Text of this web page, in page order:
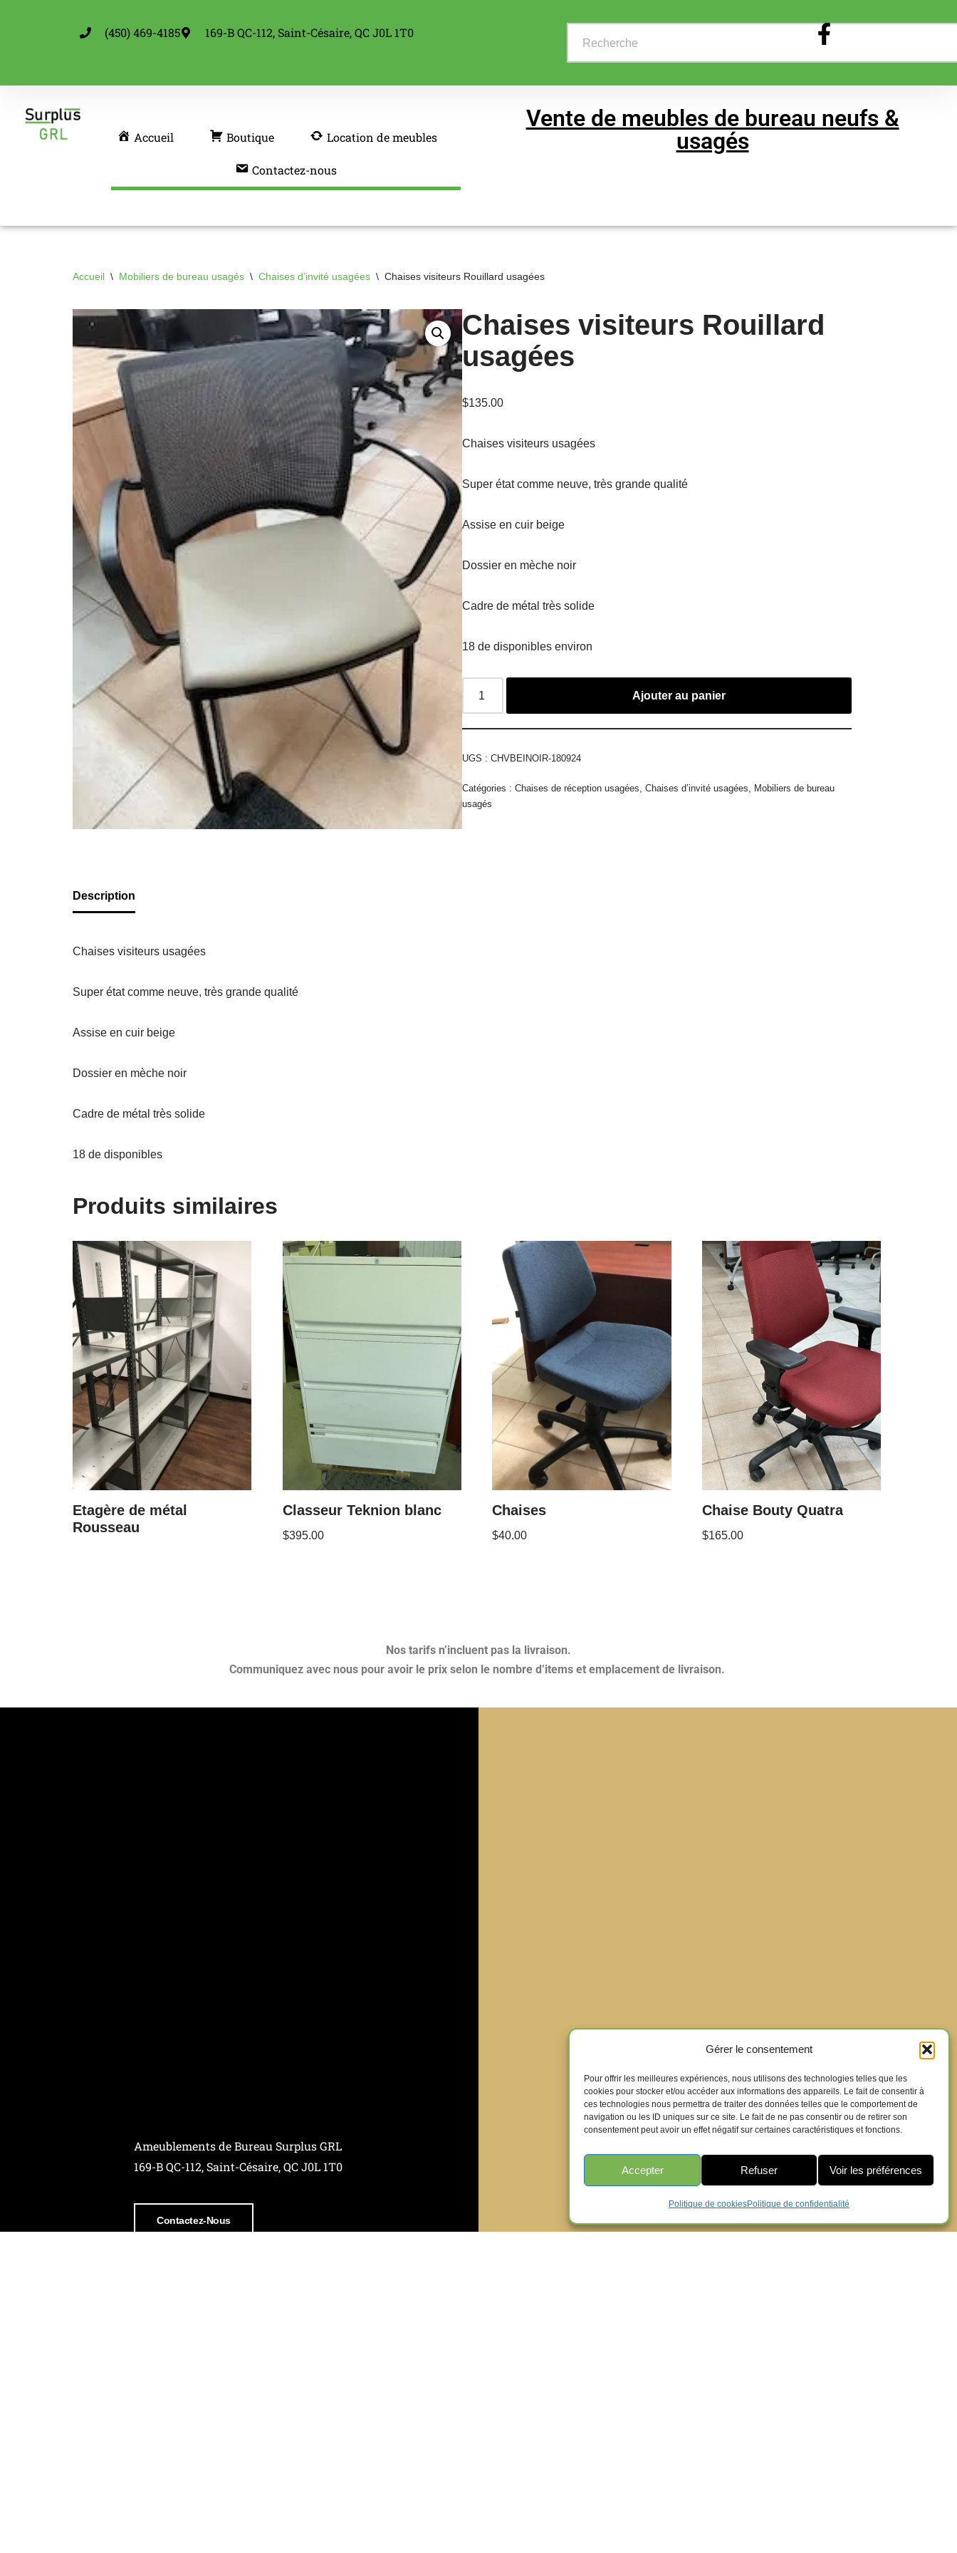
Gérer le consentement
Pour offrir les meilleures expériences, nous utilisons des technologies telles que les
cookies pour stocker et/ou accéder aux informations des appareils. Le fait de consentir à
ces technologies nous permettra de traiter des données telles que le comportement de
navigation ou les ID uniques sur ce site. Le fait de ne pas consentir ou de retirer son
consentement peut avoir un effet négatif sur certaines caractéristiques et fonctions.
Accepter Refuser Voir les préférences
Politique de cookiesPolitique de confidentialité
(450) 469-4185 169-B QC-112, Saint-Césaire, QC J0L 1T0
Accueil Boutique Location de meubles
Contactez-nous
Vente de meubles de bureau neufs &
usagés
Accueil \ Mobiliers de bureau usagés \ Chaises d’invité usagées \ Chaises visiteurs Rouillard usagées
Chaises visiteurs Rouillard
usagées
$135.00
Chaises visiteurs usagées
Super état comme neuve, très grande qualité
Assise en cuir beige
Dossier en mèche noir
Cadre de métal très solide
18 de disponibles environ
Ajouter au panier
UGS :CHVBEINOIR-180924
Catégories :Chaises de réception usagées,Chaises d’invité usagées, Mobiliers de bureau
usagés
Description
Chaises visiteurs usagées
Super état comme neuve, très grande qualité
Assise en cuir beige
Dossier en mèche noir
Cadre de métal très solide
18 de disponibles
Produits similaires
Etagère de métal
Rousseau
Classeur Teknion blanc
$395.00
Chaises
$40.00
Chaise Bouty Quatra
$165.00
Nos tarifs n’incluent pas la livraison.
Communiquez avec nous pour avoir le prix selon le nombre d’items et emplacement de livraison.
Ameublements de Bureau Surplus GRL
169-B QC-112, Saint-Césaire, QC J0L 1T0
Contactez-Nous